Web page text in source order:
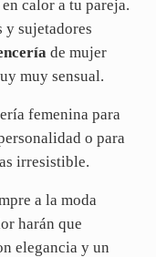
calor a tu pareja.
y sujetadores
de mujer
muy sensual.
femenina para
o para
irresistible.
a la moda
harán que
elegancia y un